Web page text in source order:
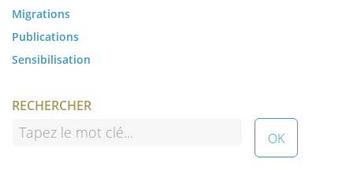
Migrations
Publications
Sensibilisation
RECHERCHER